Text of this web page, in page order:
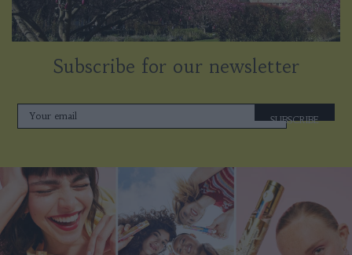
Subscribe for our newsletter
SUBSCRIBE